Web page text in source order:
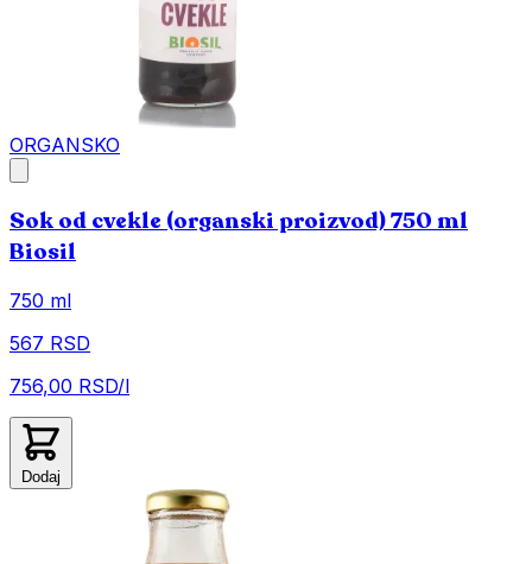
ORGANSKO
Sok od cvekle (organski proizvod) 750 ml
Biosil
750 ml
567 RSD
756,00 RSD/l
Dodaj